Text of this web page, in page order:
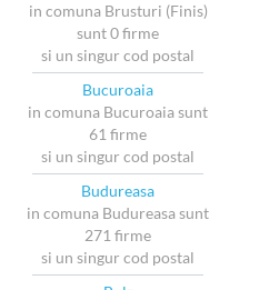
in comuna Brusturi (Finis)
sunt 0 firme
si un singur cod postal
Bucuroaia
in comuna Bucuroaia sunt
61 firme
si un singur cod postal
Budureasa
in comuna Budureasa sunt
271 firme
si un singur cod postal